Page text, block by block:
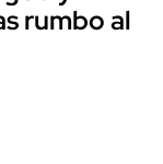
rumbo al